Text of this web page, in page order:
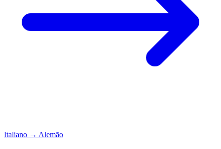
Italiano → Alemão